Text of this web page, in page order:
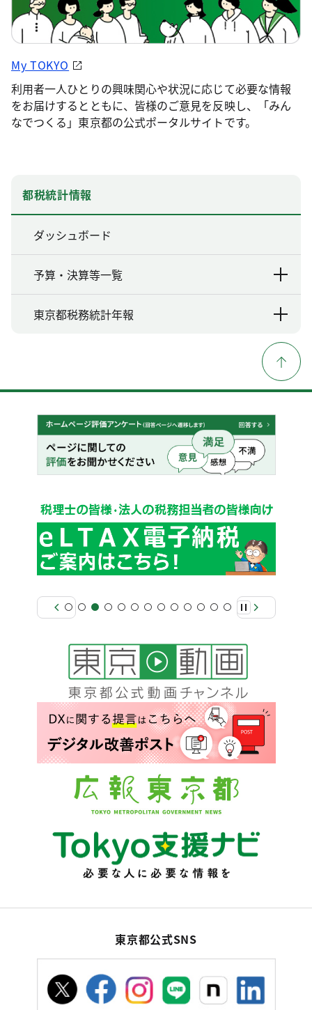
My TOKYO
利用者一人ひとりの興味関心や状況に応じて必要な情報
をお届けするとともに、皆様のご意見を反映し、「みん
なでつくる」東京都の公式ポータルサイトです。
都税統計情報
ダッシュボード
予算・決算等一覧
東京都税務統計年報
東京都公式SNS